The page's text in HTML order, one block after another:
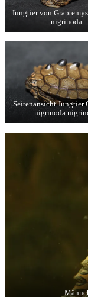
Jungtier von
nigrinoda
Seitenansicht Jungtier
nigrinoda